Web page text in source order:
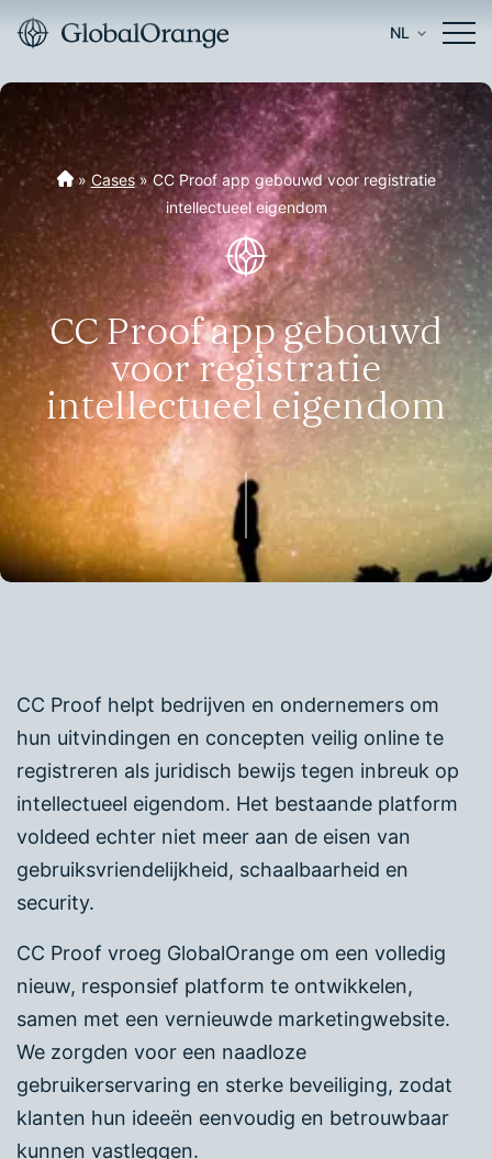
NL
» Cases» CC Proof app gebouwd voor registratie
intellectueel eigendom
CC Proof app gebouwd
voor registratie
intellectueel eigendom
CC Proof helpt bedrijven en ondernemers om
hun uitvindingen en concepten veilig online te
registreren als juridisch bewijs tegen inbreuk op
intellectueel eigendom. Het bestaande platform
voldeed echter niet meer aan de eisen van
gebruiksvriendelijkheid, schaalbaarheid en
security.
CC Proof vroeg GlobalOrange om een volledig
nieuw, responsief platform te ontwikkelen,
samen met een vernieuwde marketingwebsite.
We zorgden voor een naadloze
gebruikerservaring en sterke beveiliging, zodat
klanten hun ideeën eenvoudig en betrouwbaar
kunnen vastleggen.